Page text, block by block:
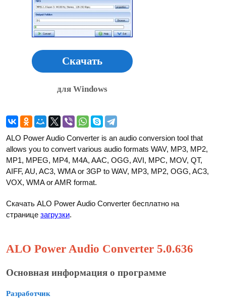
Скачать
для Windows
ALO Power Audio Converter is an audio conversion tool that
allows you to convert various audio formats WAV, MP3, MP2,
MP1, MPEG, MP4, M4A, AAC, OGG, AVI, MPC, MOV, QT,
AIFF, AU, AC3, WMA or 3GP to WAV, MP3, MP2, OGG, AC3,
VOX, WMA or AMR format.
Скачать ALO Power Audio Converter бесплатно на
странице загрузки.
ALO Power Audio Converter 5.0.636
Основная информация о программе
Разработчик